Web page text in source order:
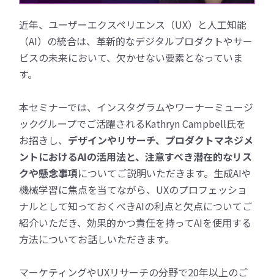
近年、ユーザーエクスペリエンス（UX）と人工知能
（AI）の統合は、革新的なデジタルプロダクトやサー
ビスの未来において、欠かせない要素となっていま
す。
本セミナーでは、インスタグラムやワーナーミュージ
ックグループでご活躍されるKathryn Campbell氏を
お招きし、 デザインやリサーチ、プロダクトマネジメ
ントにおけるAIの活用法と、注意すべき潜在的なリス
クや懸念事項についてご説明いただきます。生成AIや
機械学習に焦点を当てながら、UXのプロフェッショ
ナルとして知っておくべきAIの利点と欠点についてご
紹介いただき、効果的かつ責任を持ってAIを使用する
方法についてお話しいただきます。
マーケティングやUXリサーチの分野で20年以上のご